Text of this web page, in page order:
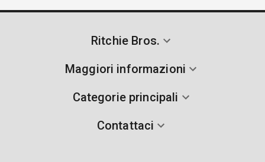
Ritchie Bros.
Maggiori informazioni
Categorie principali
Contattaci